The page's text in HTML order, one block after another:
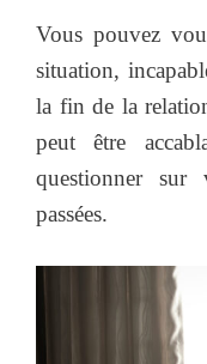
Vous pouvez
situation,
la fin de la
peut être
questionner
passées.